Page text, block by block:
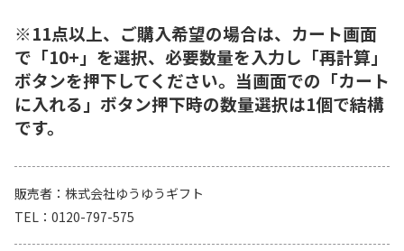
※11点以上、ご購入希望の場合は、カート画面
で「10+」を選択、必要数量を入力し「再計算」
ボタンを押下してください。当画面での「カート
に入れる」ボタン押下時の数量選択は1個で結構
です。
販売者
株式会社ゆうゆうギフト
TEL
0120-797-575